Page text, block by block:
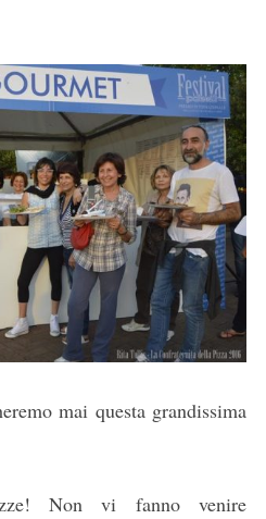
mai questa grandissima
Non vi fanno venire